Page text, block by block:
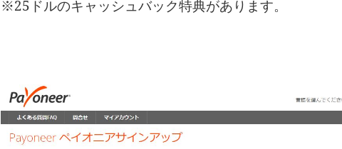
※25ドルのキャッシュバック特典があります。